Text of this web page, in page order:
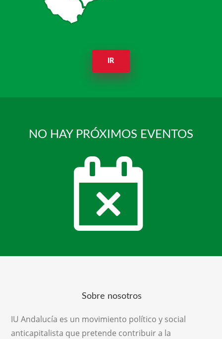
IR
NO HAY PRÓXIMOS EVENTOS
Sobre nosotros
IU Andalucía es un movimiento político y social
anticapitalista que pretende contribuir a la